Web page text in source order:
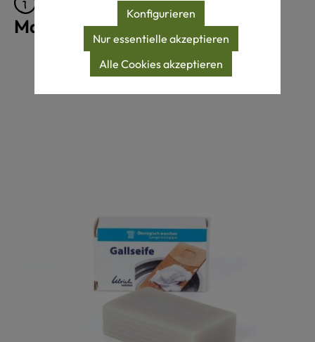
Maschinenwäsche 40°C
Produktgalerie überspringen
Nur essentielle akzeptieren
Konfigurieren
Alle Cookies akzeptieren